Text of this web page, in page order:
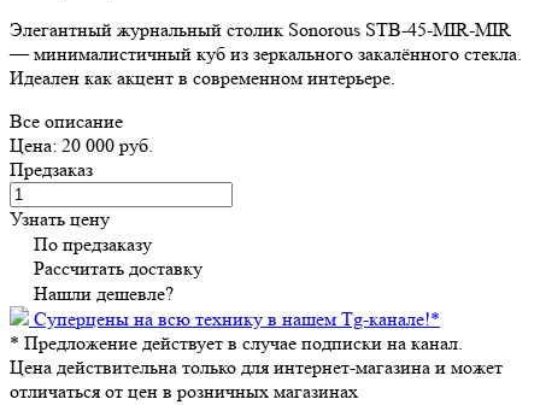
Элегантный журнальный столик Sonorous STB‑45‑MIR‑MIR
— минималистичный куб из зеркального закалённого стекла.
Идеален как акцент в современном интерьере.
Все описание
Цена: 20 000 руб.
Предзаказ
Узнать цену
По предзаказу
Рассчитать доставку
Нашли дешевле?
Суперцены на всю технику в нашем Tg-канале!*
* Предложение действует в случае подписки на канал.
Цена действительна только для интернет-магазина и может
отличаться от цен в розничных магазинах